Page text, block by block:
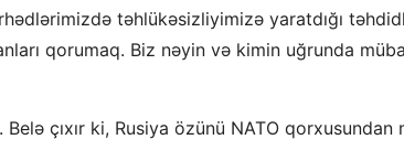
təhlükəsizliyimizə yaratdığı
qorumaq. Biz nəyin və kimin uğrunda
çıxır ki, Rusiya özünü NATO qorxusundan